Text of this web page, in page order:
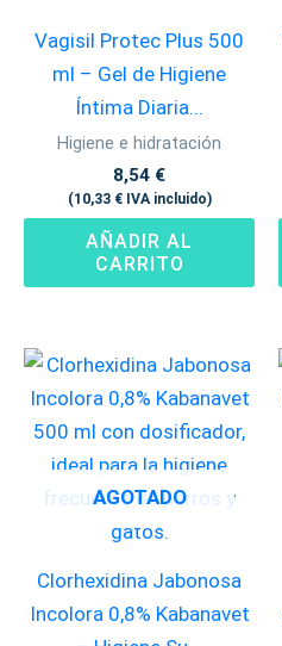
Vagisil Protec Plus 500
ml – Gel de Higiene
Íntima Diaria...
Higiene e hidratación
8,54 €
(10,33 €IVA incluido)
AÑADIR AL
CARRITO
AGOTADO
Clorhexidina Jabonosa
Incolora 0,8% Kabanavet